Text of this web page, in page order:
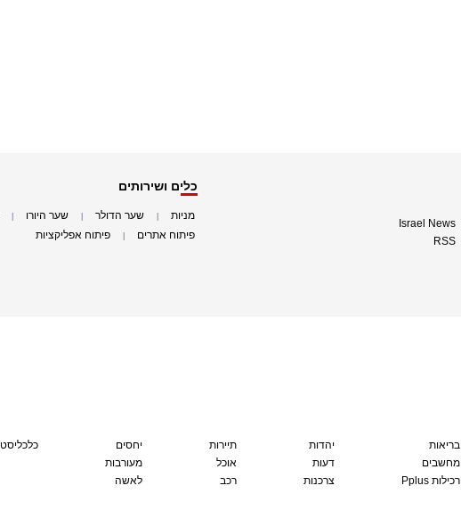
Israel News
RSS
כלים ושירותים
מניות שער הדולר שער היורו
פיתוח אתרים פיתוח אפליקציות
בריאות
מחשבים
Pplus רכילות
יהדות
דעות
צרכנות
תיירות
אוכל
רכב
יחסים
מעורבות
לאשה
כלכליסט